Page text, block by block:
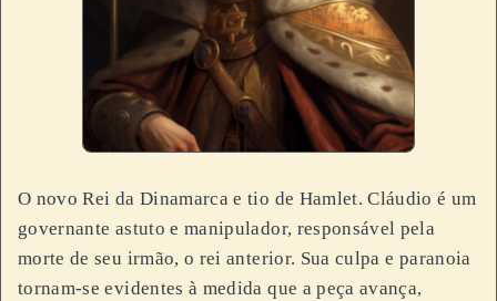
O novo Rei da Dinamarca e tio de Hamlet. Cláudio é um
governante astuto e manipulador, responsável pela
morte de seu irmão, o rei anterior. Sua culpa e paranoia
tornam-se evidentes à medida que a peça avança,